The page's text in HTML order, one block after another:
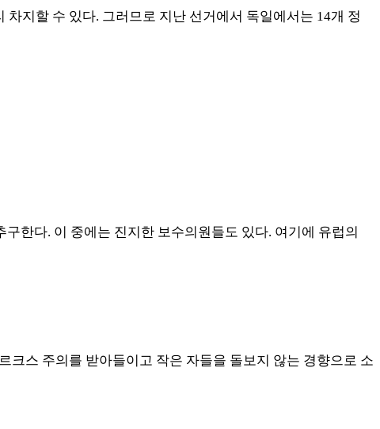
차지할 수 있다. 그러므로 지난 선거에서 독일에서는 14개 정
구한다. 이 중에는 진지한 보수의원들도 있다. 여기에 유럽의
크스 주의를 받아들이고 작은 자들을 돌보지 않는 경향으로 소